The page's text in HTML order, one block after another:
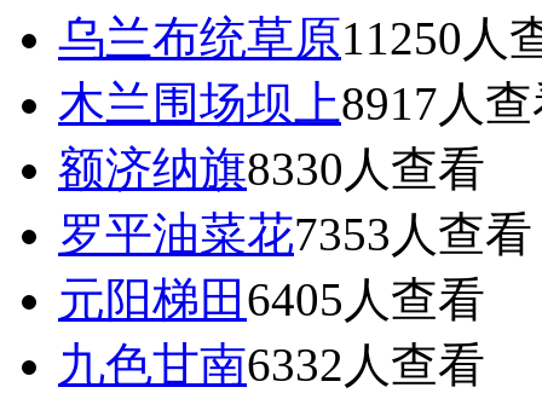
乌兰布统草原11250 人
木兰围场坝上8917人
额济纳旗8330 人查看
罗平油菜花7353 人查看
元阳梯田 6405 人查看
九色甘南6332 人查看